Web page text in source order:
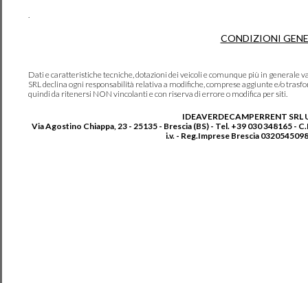
.
CONDIZIONI
Dati e caratteristiche tecniche, dotazioni dei veicoli e comunque più in generale
SRL declina ogni responsabilità relativa a modifiche, comprese aggiunte e/o
quindi da ritenersi NON vincolanti e con riserva di errore o modifica per siti.
IDEAVERDECAMPERRENT SRL
Via Agostino Chiappa, 23 - 25135 - Brescia (BS) - Tel. +39 030 348165 -
i.v. - Reg.Imprese Brescia